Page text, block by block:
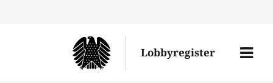
Lobbyregister
Menü